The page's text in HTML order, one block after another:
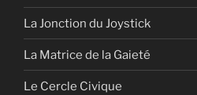
La Jonction du Joystick
La Matrice de la Gaieté
Le Cercle Civique